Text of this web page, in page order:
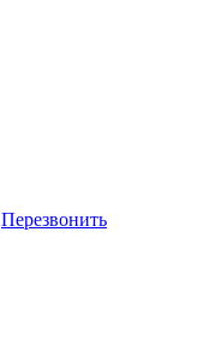
Перезвонить